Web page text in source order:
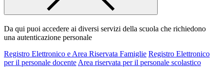
Da qui puoi accedere ai diversi servizi della scuola che richiedono
una autenticazione personale
Registro Elettronico e Area Riservata Famiglie Registro Elettronico
per il personale docente Area riservata per il personale scolastico